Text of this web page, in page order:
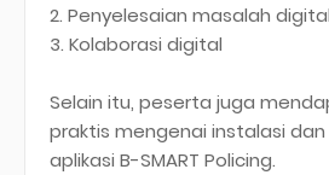
2. Penyelesaian masalah digital
3. Kolaborasi digital
Selain itu, peserta juga
praktis mengenai instalasi
aplikasi B-SMART Policing.